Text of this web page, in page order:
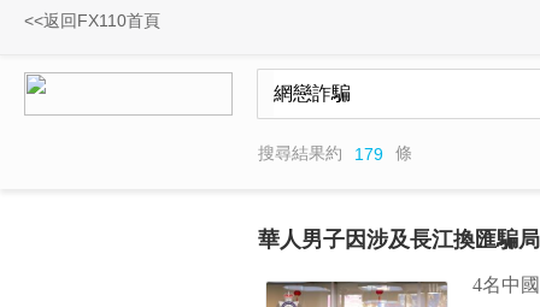
<<返回FX110首頁
搜尋結果約 179 條
華人男子因涉及長江換匯騙
4名中